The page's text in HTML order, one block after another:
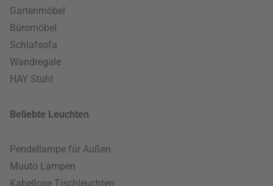
Gartenmöbel
Büromöbel
Schlafsofa
Wandregale
HAY Stuhl
Beliebte Leuchten
Pendellampe für Außen
Muuto Lampen
Kabellose Tischleuchten